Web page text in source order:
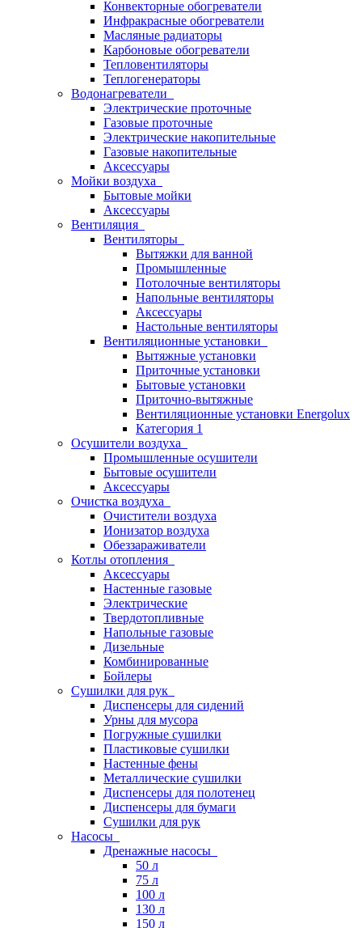
Конвекторные обогреватели
Инфракрасные обогреватели
Масляные радиаторы
Карбоновые обогреватели
Тепловентиляторы
Теплогенераторы
Водонагреватели
Электрические проточные
Газовые проточные
Электрические накопительные
Газовые накопительные
Аксессуары
Мойки воздуха
Бытовые мойки
Аксессуары
Вентиляция
Вентиляторы
Вытяжки для ванной
Промышленные
Потолочные вентиляторы
Напольные вентиляторы
Аксессуары
Настольные вентиляторы
Вентиляционные установки
Вытяжные установки
Приточные установки
Бытовые установки
Приточно-вытяжные
Вентиляционные установки Energolux
Категория 1
Осушители воздуха
Промышленные осушители
Бытовые осушители
Аксессуары
Очистка воздуха
Очистители воздуха
Ионизатор воздуха
Обеззараживатели
Котлы отопления
Аксессуары
Настенные газовые
Электрические
Твердотопливные
Напольные газовые
Дизельные
Комбинированные
Бойлеры
Сушилки для рук
Диспенсеры для сидений
Урны для мусора
Погружные сушилки
Пластиковые сушилки
Настенные фены
Металлические сушилки
Диспенсеры для полотенец
Диспенсеры для бумаги
Сушилки для рук
Насосы
Дренажные насосы
50 л
75 л
100 л
130 л
150 л